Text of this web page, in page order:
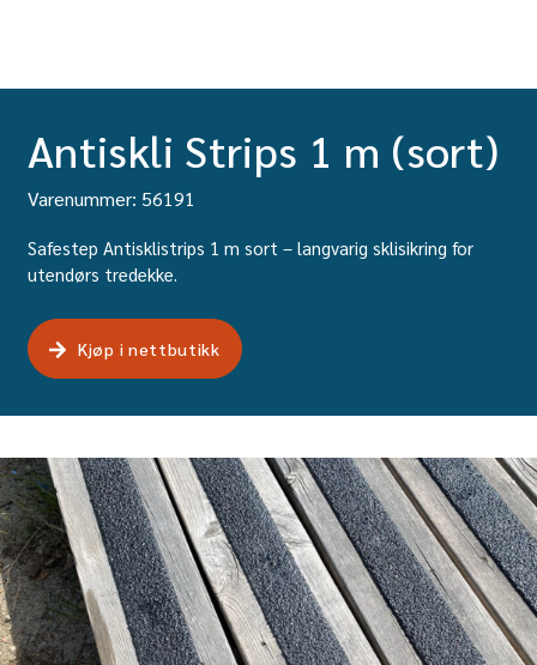
Antiskli Strips 1 m (sort)
Varenummer: 56191
Safestep Antisklistrips 1 m sort – langvarig sklisikring for
utendørs tredekke.
Kjøp i nettbutikk